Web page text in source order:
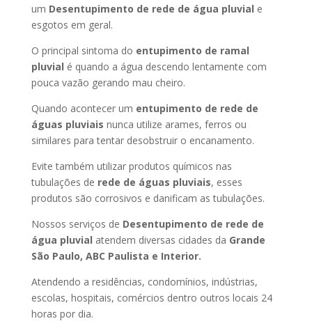
um Desentupimento de rede de água pluvial e
esgotos em geral.
O principal sintoma do entupimento de ramal
pluvial é quando a água descendo lentamente com
pouca vazão gerando mau cheiro.
Quando acontecer um entupimento de rede de
águas pluviais nunca utilize arames, ferros ou
similares para tentar desobstruir o encanamento.
Evite também utilizar produtos químicos nas
tubulações de rede de águas pluviais, esses
produtos são corrosivos e danificam as tubulações.
Nossos serviços de Desentupimento de rede de
água pluvial atendem diversas cidades da Grande
São Paulo, ABC Paulista e Interior.
Atendendo a residências, condomínios, indústrias,
escolas, hospitais, comércios dentro outros locais 24
horas por dia.